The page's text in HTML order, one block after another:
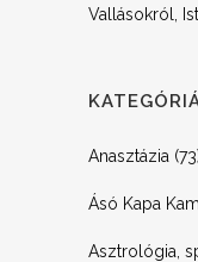
Vallásokról,
Anasztázia
Ásó Kapa
Asztrológia,